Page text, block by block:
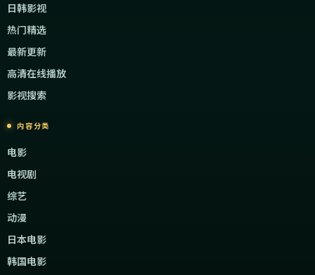
日韩影视
热门精选
最新更新
高清在线播放
影视搜索
内容分类
电影
电视剧
综艺
动漫
日本电影
韩国电影